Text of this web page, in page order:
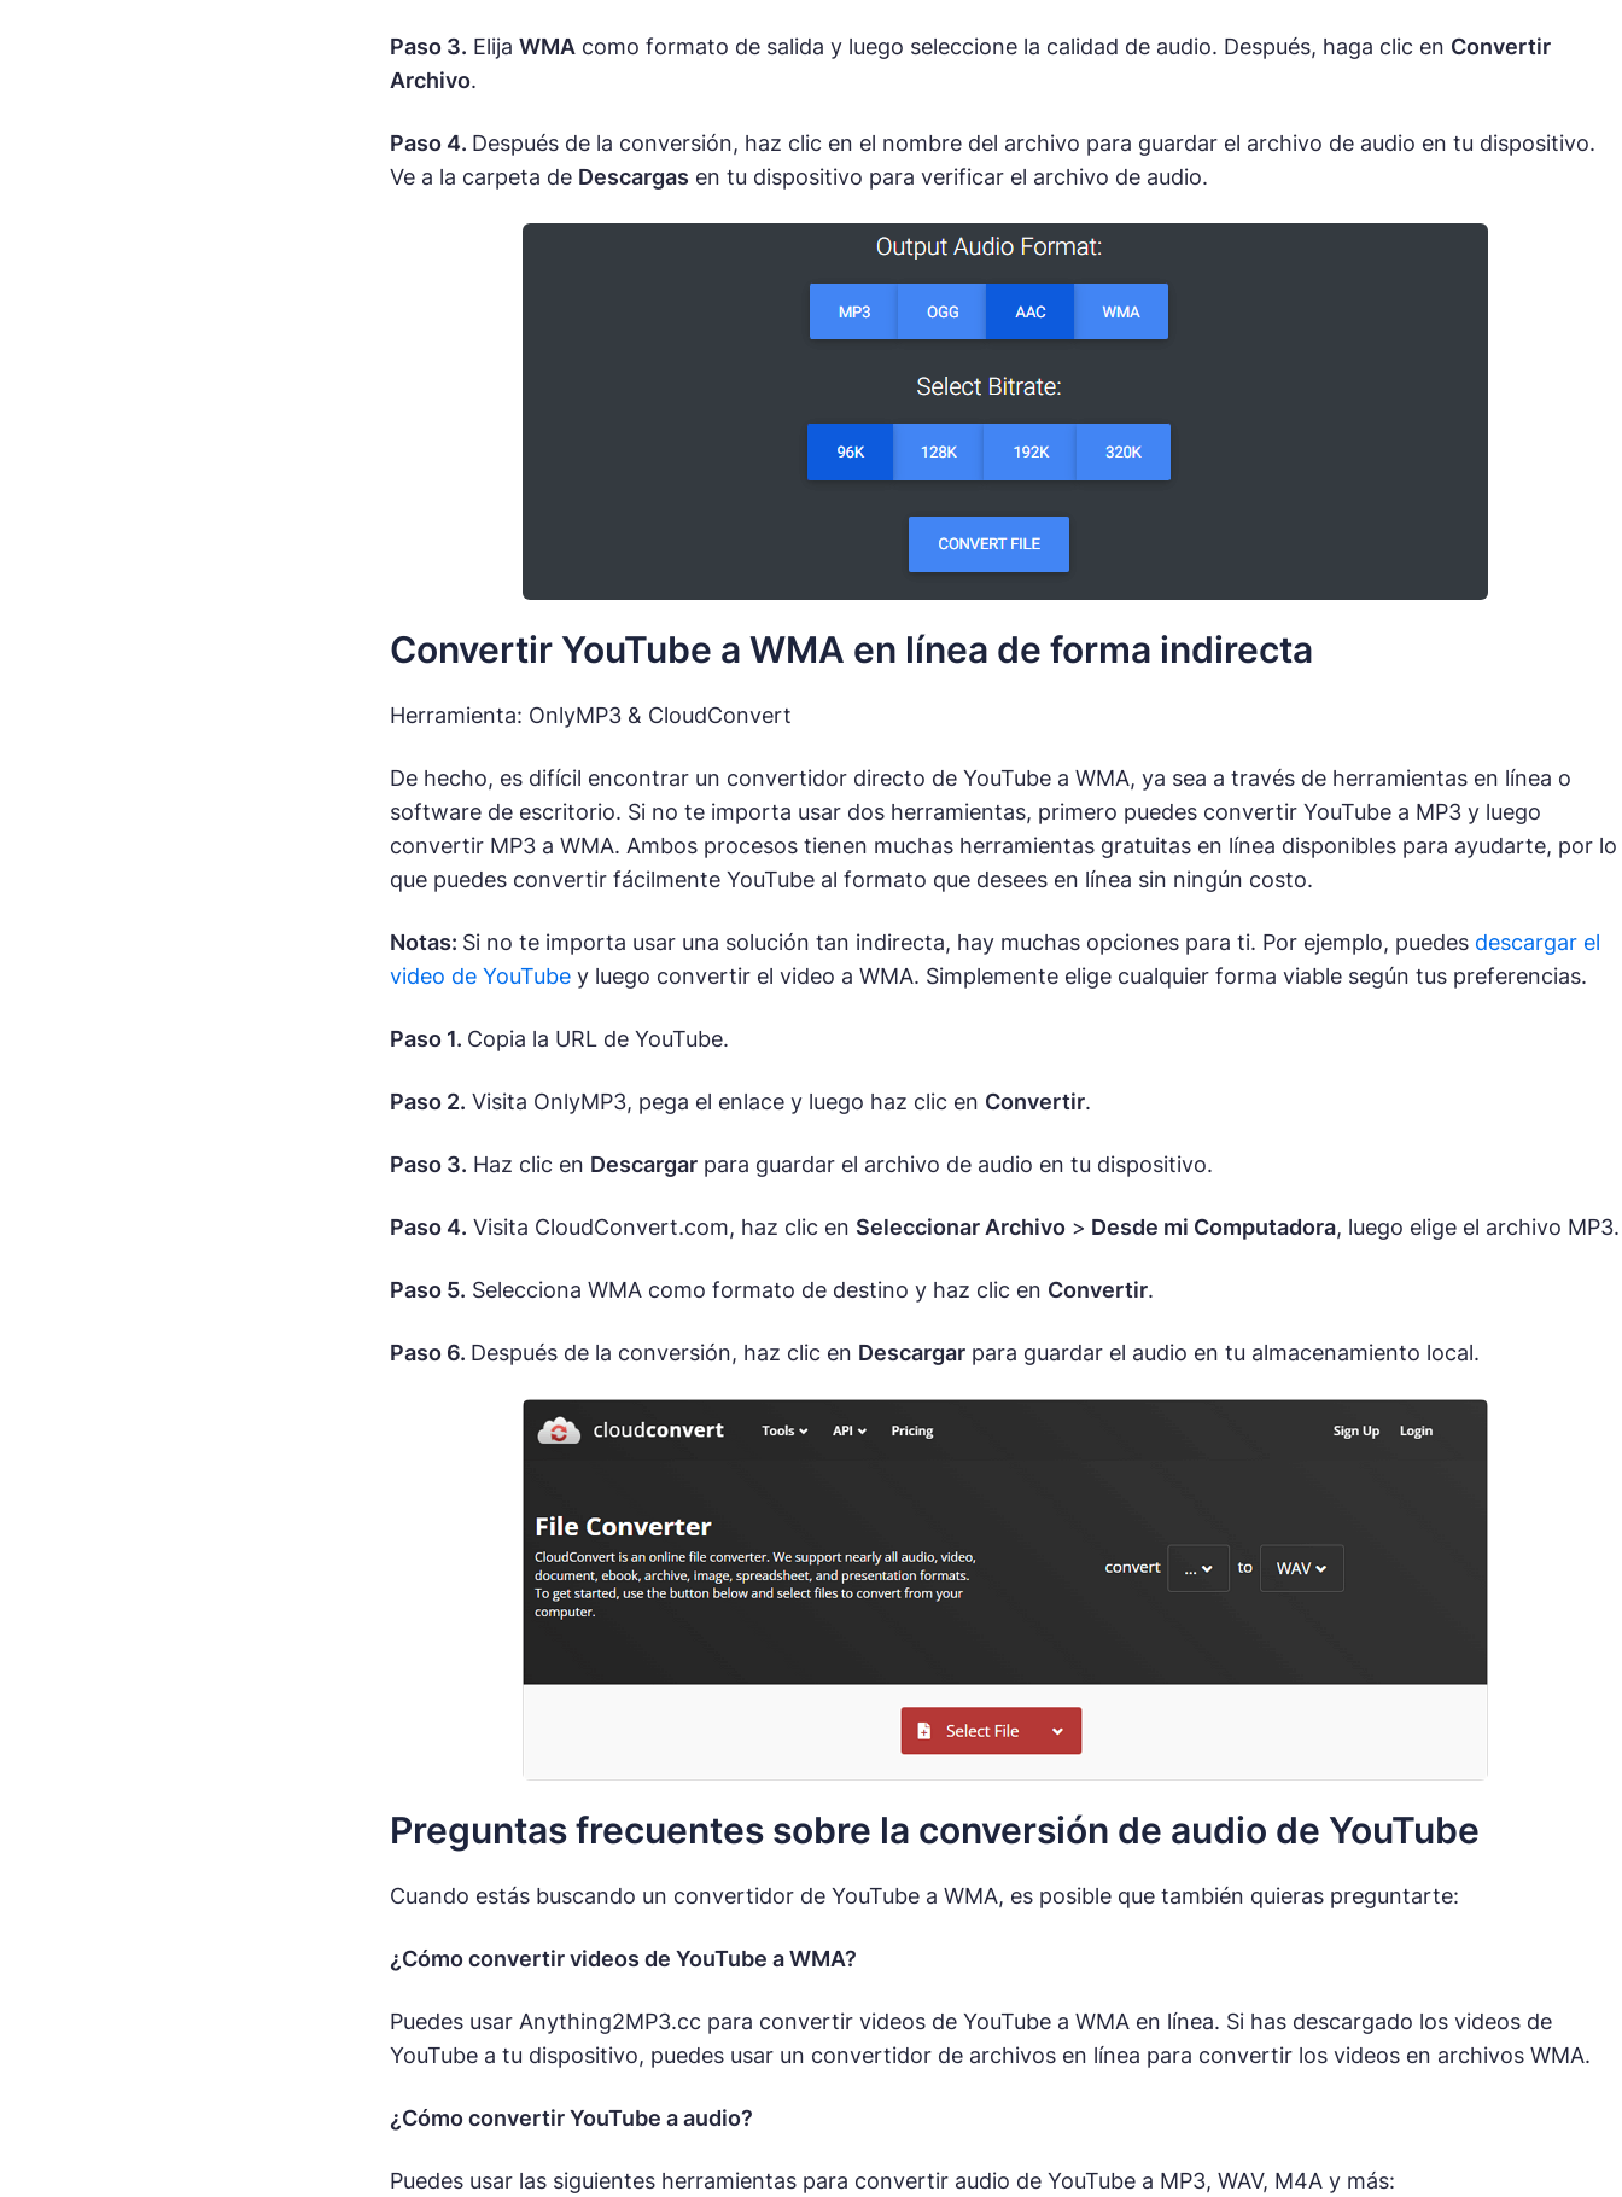
Paso 3. Elija WMA como formato de salida y luego seleccione la calidad de audio. Después, haga clic en Convertir
Archivo.
Paso 4. Después de la conversión, haz clic en el nombre del archivo para guardar el archivo de audio en tu dispositivo.
Ve a la carpeta de Descargas en tu dispositivo para verificar el archivo de audio.
Convertir YouTube a WMA en línea de forma indirecta
Herramienta: OnlyMP3 & CloudConvert
De hecho, es difícil encontrar un convertidor directo de YouTube a WMA, ya sea a través de herramientas en línea o
software de escritorio. Si no te importa usar dos herramientas, primero puedes convertir YouTube a MP3 y luego
convertir MP3 a WMA. Ambos procesos tienen muchas herramientas gratuitas en línea disponibles para ayudarte, por lo
que puedes convertir fácilmente YouTube al formato que desees en línea sin ningún costo.
Notas: Si no te importa usar una solución tan indirecta, hay muchas opciones para ti. Por ejemplo, puedes descargar el
video de YouTubey luego convertir el video a WMA. Simplemente elige cualquier forma viable según tus preferencias.
Paso 1. Copia la URL de YouTube.
Paso 2. Visita OnlyMP3, pega el enlace y luego haz clic en Convertir.
Paso 3. Haz clic en Descargarpara guardar el archivo de audio en tu dispositivo.
Paso 4. Visita CloudConvert.com, haz clic en Seleccionar Archivo> Desde mi Computadora, luego elige el archivo MP3.
Paso 5. Selecciona WMA como formato de destino y haz clic en Convertir.
Paso 6. Después de la conversión, haz clic en Descargarpara guardar el audio en tu almacenamiento local.
Preguntas frecuentes sobre la conversión de audio de YouTube
Cuando estás buscando un convertidor de YouTube a WMA, es posible que también quieras preguntarte:
¿Cómo convertir videos de YouTube a WMA?
Puedes usar Anything2MP3.cc para convertir videos de YouTube a WMA en línea. Si has descargado los videos de
YouTube a tu dispositivo, puedes usar un convertidor de archivos en línea para convertir los videos en archivos WMA.
¿Cómo convertir YouTube a audio?
Puedes usar las siguientes herramientas para convertir audio de YouTube a MP3, WAV, M4A y más: